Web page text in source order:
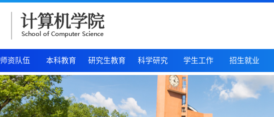
师资队伍 本科教育 研究生教育 科学研究 学生工作 招生就业